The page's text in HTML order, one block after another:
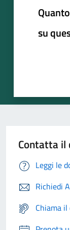
su
Contatta il
Leggi le
Richiedi
Chiama